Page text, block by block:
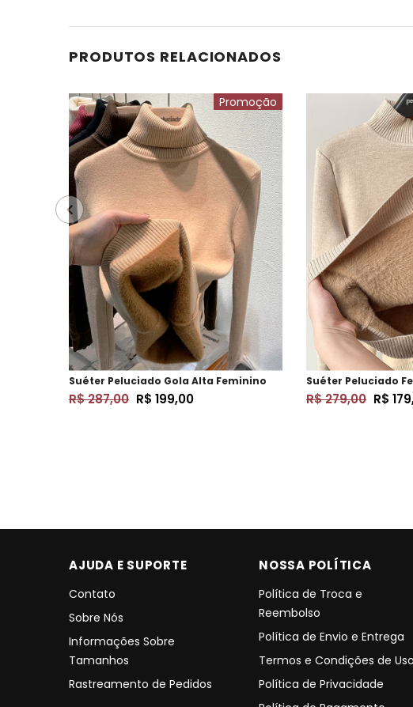
PRODUTOS RELACIONADOS
Promoção
Suéter Peluciado Gola Alta Feminino
R$ 287,00 R$ 199,00
Suéter Peluciado
R$ 279,00 R$
AJUDA E SUPORTE
Contato
Sobre Nós
Informações Sobre
Tamanhos
Rastreamento de Pedidos
NOSSA POLÍTICA
Política de Troca e
Reembolso
Política de Envio e Entrega
Termos e Condições de Uso
Política de Privacidade